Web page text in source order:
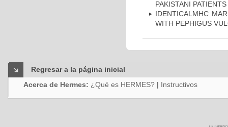
PAKISTANI
IDENTICALMHC
WITH PEPHIGUS
Regresar a la página inicial
Acerca de Hermes: ¿Qué es HERMES? | Instructivos